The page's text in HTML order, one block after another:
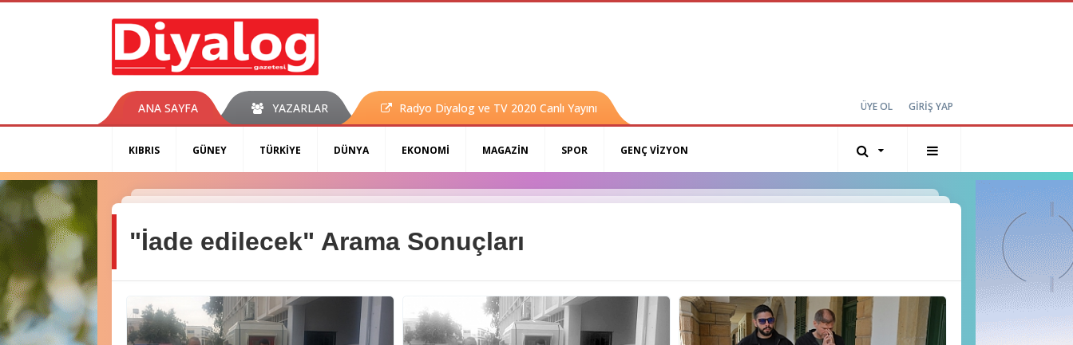
ANA SAYFA YAZARLAR Radyo Diyalog ve TV 2020 Canlı Yayını ÜYE OL GİRİŞ YAP
KIBRIS GÜNEY TÜRKİYE DÜNYA EKONOMİ MAGAZİN SPOR GENÇ VİZYON
"İade edilecek" Arama Sonuçları